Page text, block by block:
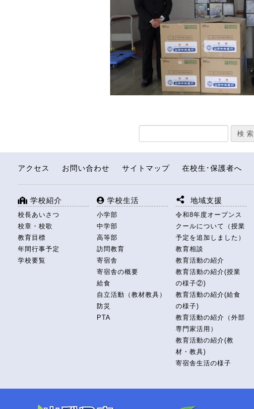
アクセス お問い合わせ サイトマップ 在校生･保護者へ
学校紹介
校長あいさつ
校章・校歌
教育目標
年間行事予定
学校要覧
学校生活
小学部
中学部
高等部
訪問教育
寄宿舎
寄宿舎の概要
給食
自立活動（教材教具）
防災
PTA
地域支援
令和8年度オープンス
クールについて（授業
予定を追加しました）
教育相談
教育活動の紹介
教育活動の紹介(授業
の様子②)
教育活動の紹介(給食
の様子)
教育活動の紹介（外部
専門家活用）
教育活動の紹介(教
材・教具)
寄宿舎生活の様子